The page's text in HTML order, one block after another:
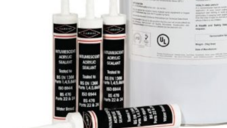
NGÓI BITUM PHỦ ĐÁ IKO
MARATHON (VIÊN GẠCH)
ARMOURSHIELD (TỔ ONG)
SUPERGLASS BIBER (VẢY CÁ)
CAMBRIDGE (XẾP LỚP)
CAMBRIDGE XTREME
DYNASTY
ARMOURSHAKE
CROWNE SLATE
ROYAL ESTATE
ROOF FAST CAP